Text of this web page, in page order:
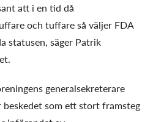
att i en tid då
och tuffare så väljer FDA
statusen, säger Patrik
generalsekreterare
som ett stort framsteg